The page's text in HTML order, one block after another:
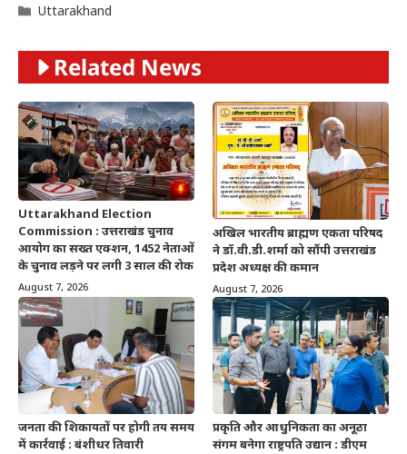
Categories
Uttarakhand
Related News
Uttarakhand Election
Commission : उत्तराखंड चुनाव
आयोग का सख्त एक्शन, 1452 नेताओं
के चुनाव लड़ने पर लगी 3 साल की रोक
August 7, 2026
अखिल भारतीय ब्राह्मण एकता परिषद
ने डॉ.वी.डी.शर्मा को सौंपी उत्तराखंड
प्रदेश अध्यक्ष की कमान
August 7, 2026
जनता की शिकायतों पर होगी तय समय
में कार्रवाई : बंशीधर तिवारी
प्रकृति और आधुनिकता का अनूठा
संगम बनेगा राष्ट्रपति उद्यान : डीएम